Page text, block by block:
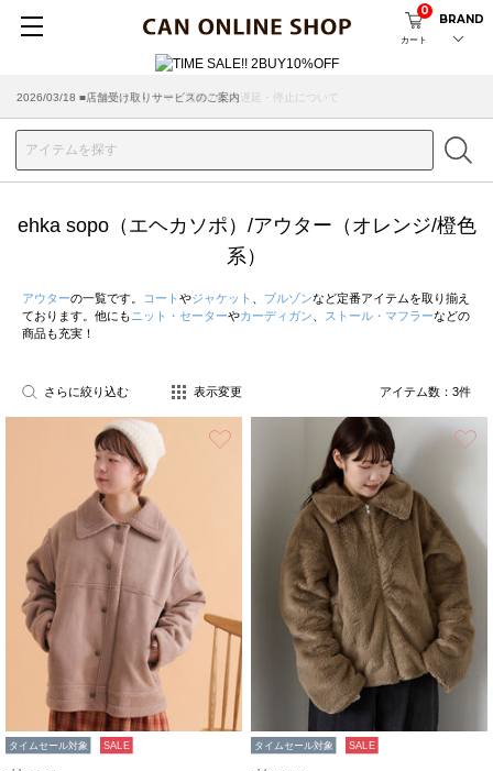
カート
0
BRAND
2026/03/18 ■店舗受け取りサービスのご案内
ehka sopo（エヘカソポ）/アウター（オレンジ/橙色
系）
アウターの一覧です。 コート やジャケット ブルゾンなど定番アイテムを取り揃え
ております。他にも ニット・セーターやカーディガン ストール・マフラーなどの
商品も充実！
さらに絞り込む 表示変更 アイテム数： 3件
タイムセール対象 SALE タイムセール対象 SALE